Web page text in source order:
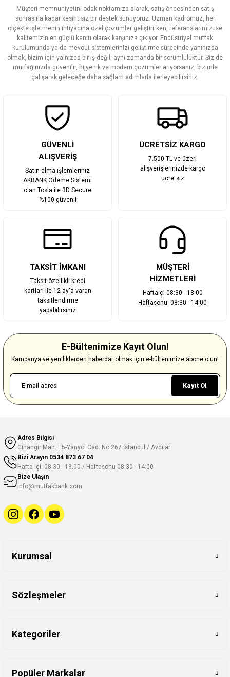
Ürün resmi kalitesiz, bozuk veya görüntülenemiyor.
Ürün açıklamasında eksik bilgiler bulunuyor.
Ürün bilgilerinde hatalar bulunuyor.
Ürün fiyatı diğer sitelerden daha pahalı.
Bu ürüne benzer farklı alternatifler olmalı.
Müşteri memnuniyetini odak noktamıza alarak, satış öncesinden satış
sonrasına kadar kesintisiz bir destek sunuyoruz. Uzman kadromuz, her
ölçekte işletmenin ihtiyacına özel çözümler geliştirirken, referanslarımız ise
kalitemizin en güçlü kanıtı olarak karşınıza çıkıyor. Endüstriyel mutfak
kurulumunda ya da mevcut sistemlerinizi geliştirme sürecinde yanınızda
olmak, bizim için yalnızca bir iş değil; aynı zamanda bir sorumluluktur. Siz de
mutfağınızda güvenilir, hijyenik ve modern çözümler arıyorsanız, bizimle
çalışarak geleceğe daha sağlam adımlarla ilerleyebilirsiniz.
GÜVENLİ
ALIŞVERİŞ
Satın alma işlemleriniz
AKBANK Ödeme Sistemi
olan Tosla ile 3D Secure
%100 güvenli
ÜCRETSİZ KARGO
7.500 TL ve üzeri
alışverişlerinizde kargo
ücretsiz
TAKSİT İMKANI
Taksit özellikli kredi
kartları ile 12 ay'a varan
taksitlendirme
yapabilirsiniz
MÜŞTERİ
HİZMETLERİ
Haftaiçi 08:30 - 18:00
Haftasonu: 08:30 - 14:00
E-Bültenimize Kayıt Olun!
Kampanya ve yeniliklerden haberdar olmak için e-bültenimize abone olun!
Kayıt Ol
Adres Bilgisi
Cihangir Mah. E5-Yanyol Cad. No:267 İstanbul / Avcılar
Bizi Arayın 0534 873 67 04
Hafta içi: 08.30 - 18.00 / Haftasonu 08:30 - 14:00
Bize Ulaşın
info@mutfakbank.com
Kurumsal
Sözleşmeler
Kategoriler
Popüler Markalar